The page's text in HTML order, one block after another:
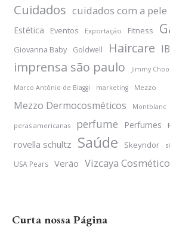
Cuidados cuidados com a pele
Estética Eventos Exportação Fitness
Giovanna Baby Goldwell Haircare
imprensa são paulo Jimmy Choo
Marco Antônio de Biaggi marketing Mezzo
Mezzo Dermocosméticos Montblanc
peras americanas perfume Perfumes
rovella schultz Saúde Skeyndor
USA Pears Verão Vizcaya
Curta nossa Página